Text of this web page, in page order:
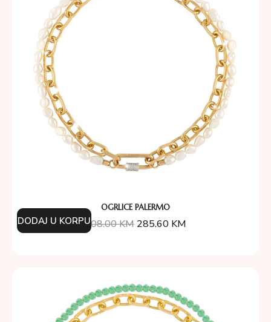
OGRLICE PALERMO
408.00KM 285.60 KM
DODAJ U KORPU